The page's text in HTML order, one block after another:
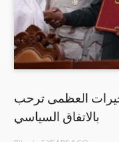
العظمى ترحب
بالاتفاق السياسي